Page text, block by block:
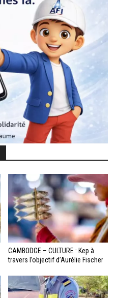
CAMBODGE – CULTURE : Kep à
travers l’objectif d’Aurélie Fischer